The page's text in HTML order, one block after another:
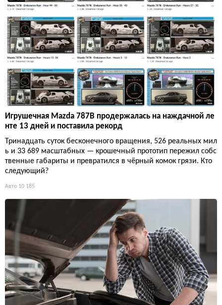
Игрушечная Mazda 787B продержалась на наждачной ле
нте 13 дней и поставила рекорд
Тринадцать суток бесконечного вращения, 526 реальных мил
ь и 33 689 масштабных — крошечный прототип пережил собс
твенные габариты и превратился в чёрный комок грязи. Кто
следующий?
Авто 10 185